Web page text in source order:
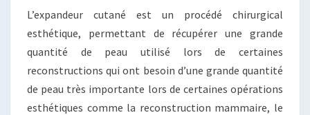
L’expandeur cutané est un procédé chirurgical
esthétique, permettant de récupérer une grande
quantité de peau utilisé lors de certaines
reconstructions qui ont besoin d’une grande quantité
de peau très importante lors de certaines opérations
esthétiques comme la reconstruction mammaire, le